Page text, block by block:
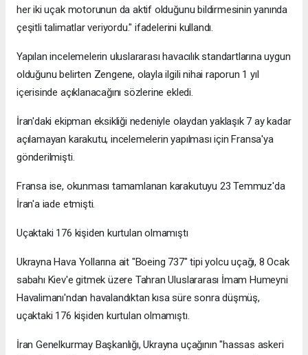
her iki uçak motorunun da aktif olduğunu bildirmesinin yanında
çeşitli talimatlar veriyordu." ifadelerini kullandı.
Yapılan incelemelerin uluslararası havacılık standartlarına uygun
olduğunu belirten Zengene, olayla ilgili nihai raporun 1 yıl
içerisinde açıklanacağını sözlerine ekledi.
İran'daki ekipman eksikliği nedeniyle olaydan yaklaşık 7 ay kadar
açılamayan karakutu, incelemelerin yapılması için Fransa'ya
gönderilmişti.
Fransa ise, okunması tamamlanan karakutuyu 23 Temmuz'da
İran'a iade etmişti.
Uçaktaki 176 kişiden kurtulan olmamıştı
Ukrayna Hava Yollarına ait "Boeing 737" tipi yolcu uçağı, 8 Ocak
sabahı Kiev'e gitmek üzere Tahran Uluslararası İmam Humeyni
Havalimanı'ndan havalandıktan kısa süre sonra düşmüş,
uçaktaki 176 kişiden kurtulan olmamıştı.
İran Genelkurmay Başkanlığı, Ukrayna uçağının "hassas askeri